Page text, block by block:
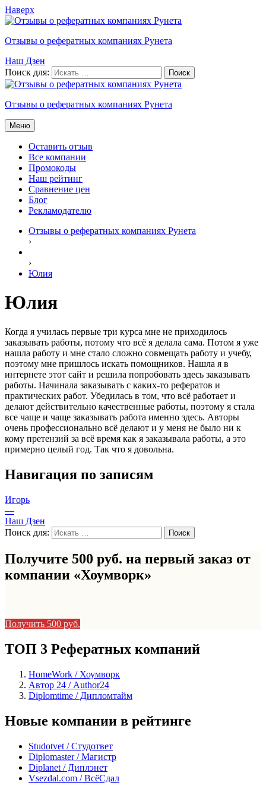
Наверх
Отзывы о рефератных компаниях Рунета
Наш Дзен
Поиск для:
Отзывы о рефератных компаниях Рунета
Меню
Оставить отзыв
Все компании
Промокоды
Наш рейтинг
Сравнение цен
Блог
Рекламодателю
Отзывы о рефератных компаниях Рунета
›
›
Юлия
Юлия
Когда я училась первые три курса мне не приходилось
заказывать работы, потому что всё я делала сама. Потом я уже
нашла работу и мне стало сложно совмещать работу и учебу,
поэтому мне пришлось искать помощников. Нашла я в
интернете этот сайт и решила попробовать здесь заказывать
работы. Начинала заказывать с каких-то рефератов и
практических работ. Убедилась в том, что всё работает и
делают действительно качественные работы, поэтому я стала
все чаще и чаще заказывать работа именно здесь. Авторы
очень профессионально всё делают и у меня не было ни к
кому претензий за всё время как я заказывала работы, а это
примерно целый год. Так что я довольна.
Навигация по записям
Игорь
—
Наш Дзен
Поиск для:
Получите 500 руб. на первый заказ от
компании «Хоумворк»
Получить 500 руб.
ТОП 3 Рефератных компаний
HomeWork / Хоумворк
Автор 24 / Author24
Diplomtime / Дипломтайм
Новые компании в рейтинге
Studotvet / Студответ
Diplomaster / Магистр
Diplanet / Диплэнет
Vsezdal.com / ВсёСдал